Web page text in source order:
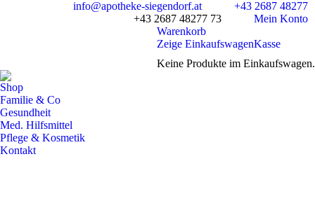
info@apotheke-siegendorf.at
+43 2687 48277
+43 2687 48277 73
Mein Konto
Warenkorb
Zeige EinkaufswagenKasse
Keine Produkte im Einkaufswagen.
Shop
Familie & Co
Gesundheit
Med. Hilfsmittel
Pflege & Kosmetik
Kontakt